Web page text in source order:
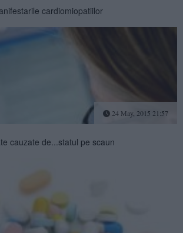
cardiomiopatiilor
24 May, 2015 21:57
cauzate de...statul pe scaun